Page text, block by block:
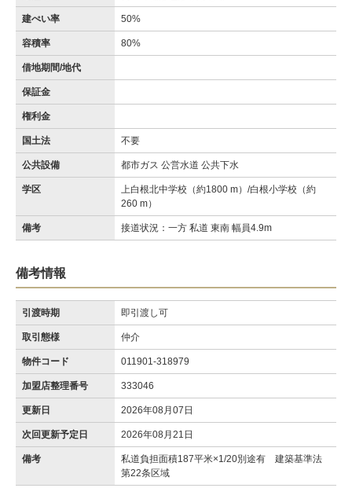
建ぺい率 50%
容積率 80%
借地期間/地代
保証金
権利金
国土法 不要
公共設備 都市ガス 公営水道 公共下水
学区
上白根北中学校（約1800 m）/白根小学校（約
260 m）
備考 接道状況：一方 私道 東南 幅員4.9m
備考情報
引渡時期 即引渡し可
取引態様 仲介
物件コード 011901-318979
加盟店整理番号 333046
更新日 2026年08月07日
次回更新予定日 2026年08月21日
備考
私道負担面積187平米×1/20別途有 建築基準法
第22条区域